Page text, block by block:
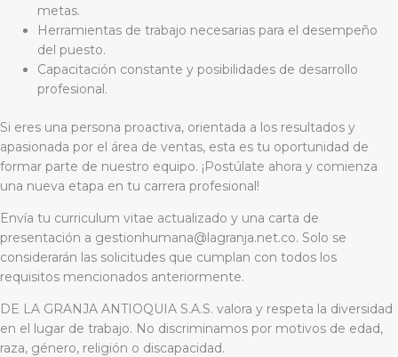
metas.
Herramientas de trabajo necesarias para el desempeño
del puesto.
Capacitación constante y posibilidades de desarrollo
profesional.
Si eres una persona proactiva, orientada a los resultados y
apasionada por el área de ventas, esta es tu oportunidad de
formar parte de nuestro equipo. ¡Postúlate ahora y comienza
una nueva etapa en tu carrera profesional!
Envía tu curriculum vitae actualizado y una carta de
presentación a gestionhumana@lagranja.net.co. Solo se
considerarán las solicitudes que cumplan con todos los
requisitos mencionados anteriormente.
DE LA GRANJA ANTIOQUIA S.A.S. valora y respeta la diversidad
en el lugar de trabajo. No discriminamos por motivos de edad,
raza, género, religión o discapacidad.